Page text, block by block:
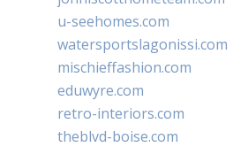
u-seehomes.com
watersportslagonissi.com
mischieffashion.com
eduwyre.com
retro-interiors.com
theblvd-boise.com